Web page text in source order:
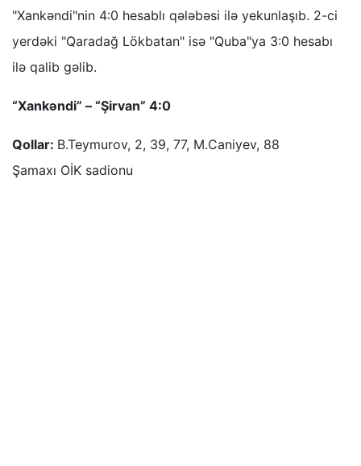
"Xankəndi"nin 4:0 hesablı qələbəsi ilə yekunlaşıb. 2-ci
yerdəki "Qaradağ Lökbatan" isə "Quba"ya 3:0 hesabı
ilə qalib gəlib.
“Xankəndi” – “Şirvan” 4:0
Qollar: B.Teymurov, 2, 39, 77, M.Caniyev, 88
Şamaxı OİK sadionu